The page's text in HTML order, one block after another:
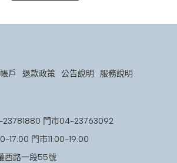
戶 退款政策 公告說明 服務說明
23781880 門市04-23763092
17:00 門市11:00-19:00
西路一段55號